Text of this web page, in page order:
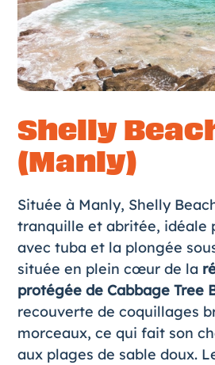
Shelly
(Manly)
Située à Manly, Shelly
tranquille et abritée, idéale
avec tuba et la plongée
située en plein cœur de la
protégée de Cabbage Tree
recouverte de coquillages
morceaux, ce qui fait son
aux plages de sable doux.